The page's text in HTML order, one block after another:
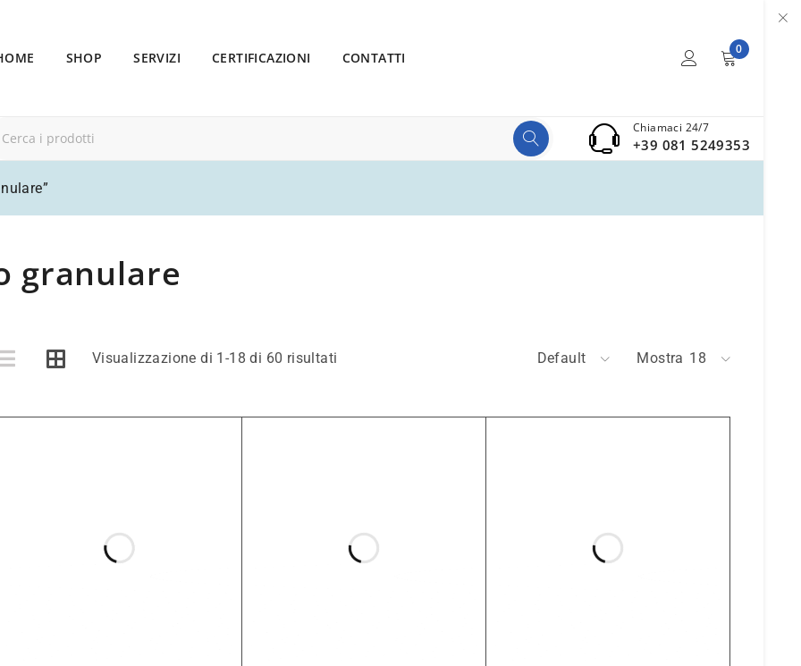
SHOP SERVIZI CERTIFICAZIONI CONTATTI
0
Chiamaci 24/7
+39 081 5249353
granulare
Visualizzazione di 1-18 di 60 risultati Default Mostra 18